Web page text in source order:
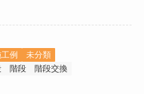
例
未分類
階段 階段交換